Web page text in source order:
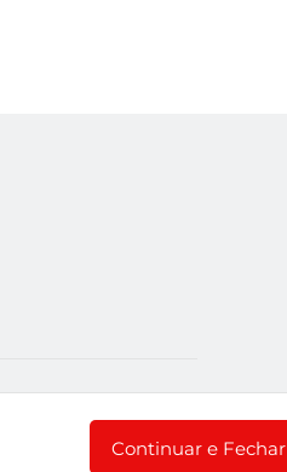
Continuar e Fechar